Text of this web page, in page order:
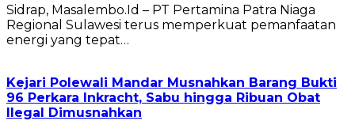
Sidrap, Masalembo.Id – PT Pertamina Patra Niaga
Regional Sulawesi terus memperkuat pemanfaatan
energi yang tepat…
Kejari Polewali Mandar Musnahkan Barang Bukti
96 Perkara Inkracht, Sabu hingga Ribuan Obat
Ilegal Dimusnahkan